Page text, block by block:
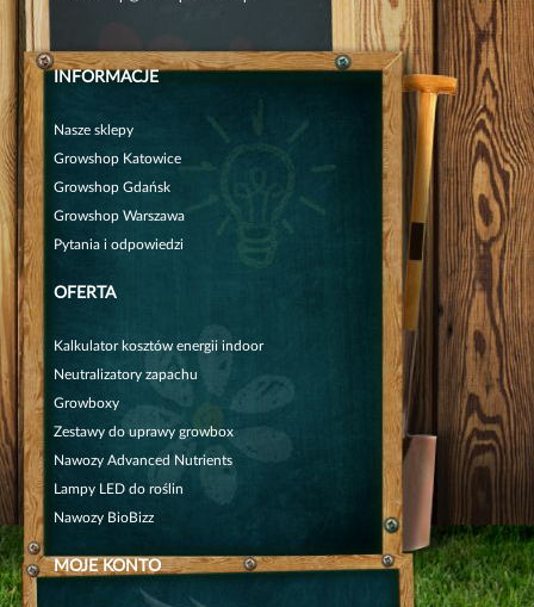
INFORMACJE
Nasze sklepy
Growshop Katowice
Growshop Gdańsk
Growshop Warszawa
Pytania i odpowiedzi
OFERTA
Kalkulator kosztów energii indoor
Neutralizatory zapachu
Growboxy
Zestawy do uprawy growbox
Nawozy Advanced Nutrients
Lampy LED do roślin
Nawozy BioBizz
MOJE KONTO